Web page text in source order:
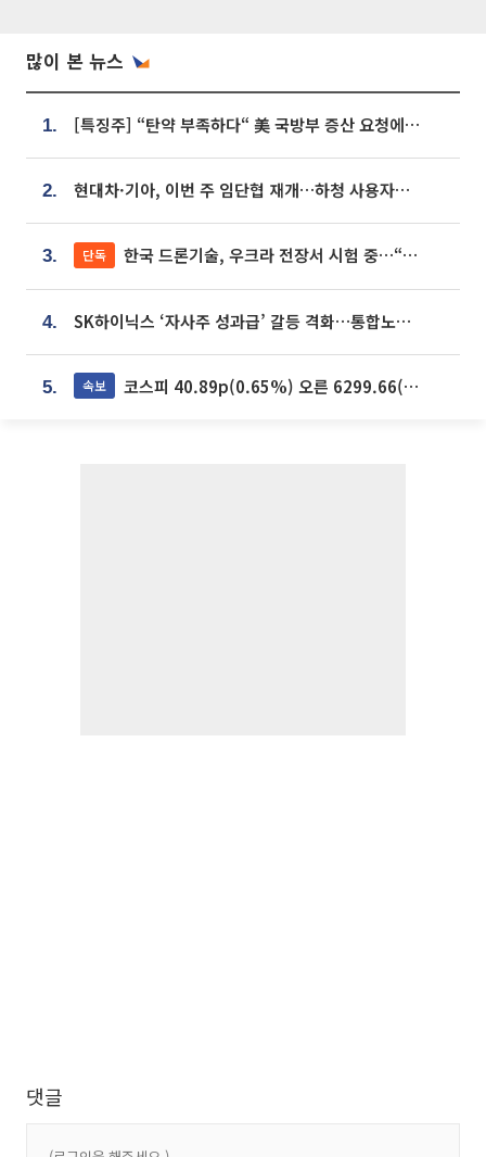
많이 본 뉴스
1. [특징주] “탄약 부족하다“ 美 국방부 증산 요청에⋯국내 방산주 급등세
2. 현대차·기아, 이번 주 임단협 재개…하청 사용자성 재심도 ‘변수’
3. 단독 한국 드론기술, 우크라 전장서 시험 중…“스타트업 여러 곳 참여”
4. SK하이닉스 ‘자사주 성과급’ 갈등 격화…통합노조 출범 움직임
5. 속보 코스피 40.89p(0.65%) 오른 6299.66(마감)
댓글